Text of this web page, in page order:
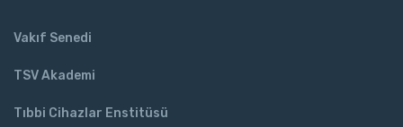
Vakıf Senedi
TSV Akademi
Tıbbi Cihazlar Enstitüsü